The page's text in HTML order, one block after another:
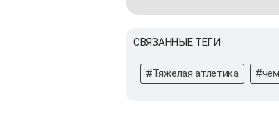
СВЯЗАННЫЕ ТЕГИ
#Тяжелая атлетика